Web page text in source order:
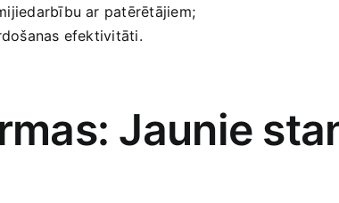
ar patērētājiem;
efektivitāti.
Jaunie